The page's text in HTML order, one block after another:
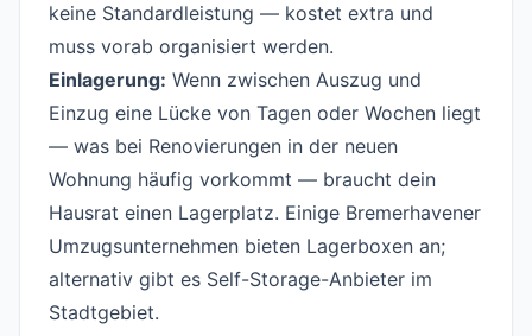
keine Standardleistung — kostet extra und
muss vorab organisiert werden.
Einlagerung: Wenn zwischen Auszug und
Einzug eine Lücke von Tagen oder Wochen liegt
— was bei Renovierungen in der neuen
Wohnung häufig vorkommt — braucht dein
Hausrat einen Lagerplatz. Einige Bremerhavener
Umzugsunternehmen bieten Lagerboxen an;
alternativ gibt es Self-Storage-Anbieter im
Stadtgebiet.